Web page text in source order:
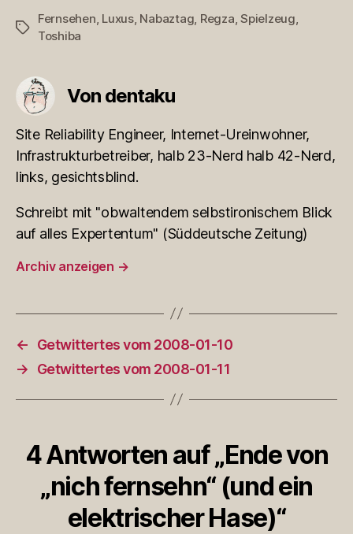
Schlagwörter
Fernsehen Luxus, Nabaztag Regza ,Spielzeug
Toshiba
Von dentaku
Site Reliability Engineer, Internet-Ureinwohner,
Infrastrukturbetreiber, halb 23-Nerd halb 42-Nerd,
links, gesichtsblind.
Schreibt mit "obwaltendem selbstironischem Blick
auf alles Expertentum" (Süddeutsche Zeitung)
Archiv anzeigen →
←
Getwittertes vom 2008-01-10
→
Getwittertes vom 2008-01-11
4 Antworten auf „Ende von
„nich fernsehn“ (und ein
elektrischer Hase)“